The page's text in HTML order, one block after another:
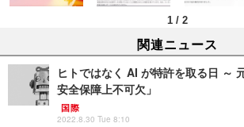
1 / 2
関連ニュース
ヒトではなく AI が特許を取る日 ～
安全保障上不可欠」
国際
2022.8.30 Tue 8:10